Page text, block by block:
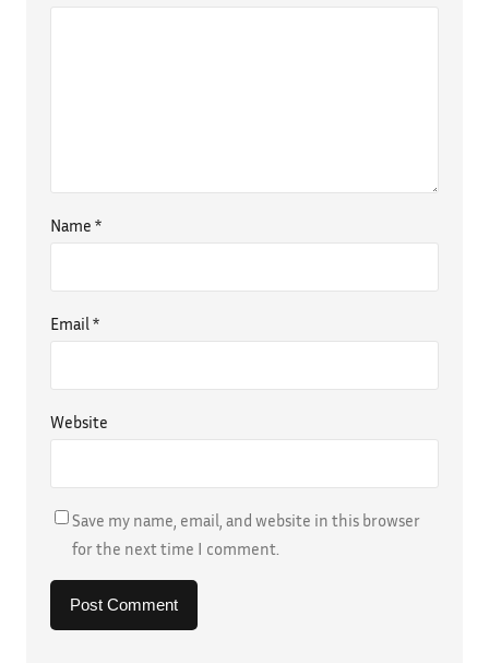
Name *
Email *
Website
Save my name, email, and website in this browser
for the next time I comment.